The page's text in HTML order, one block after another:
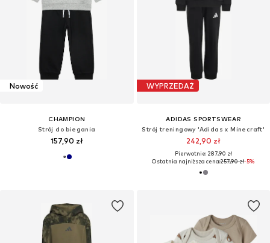
Nowość
CHAMPION
Strój do biegania
157,90 zł
WYPRZEDAŻ
ADIDAS SPORTSWEAR
Strój treningowy 'Adidas x Minecraft'
242,90 zł
Pierwotnie: 287,90 zł
Ostatnia najniższa cena:257,90 zł-5%